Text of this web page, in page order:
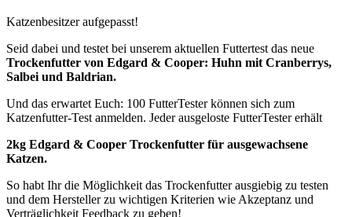
Katzenbesitzer aufgepasst!
Seid dabei und testet bei unserem aktuellen Futtertest das neue
Trockenfutter von Edgard & Cooper: Huhn mit Cranberrys,
Salbei und Baldrian.
Und das erwartet Euch: 100 FutterTester können sich zum
Katzenfutter-Test anmelden. Jeder ausgeloste FutterTester erhält
2kg Edgard & Cooper Trockenfutter für ausgewachsene
Katzen.
So habt Ihr die Möglichkeit das Trockenfutter ausgiebig zu testen
und dem Hersteller zu wichtigen Kriterien wie Akzeptanz und
Verträglichkeit Feedback zu geben!